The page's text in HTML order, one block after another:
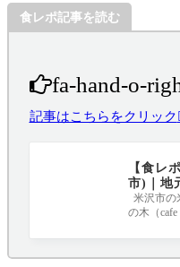
食レポ記事を読む
fa-hand-o-
記事はこちらをクリック
【食レ
市)｜地
トラン
米沢市の
の木（